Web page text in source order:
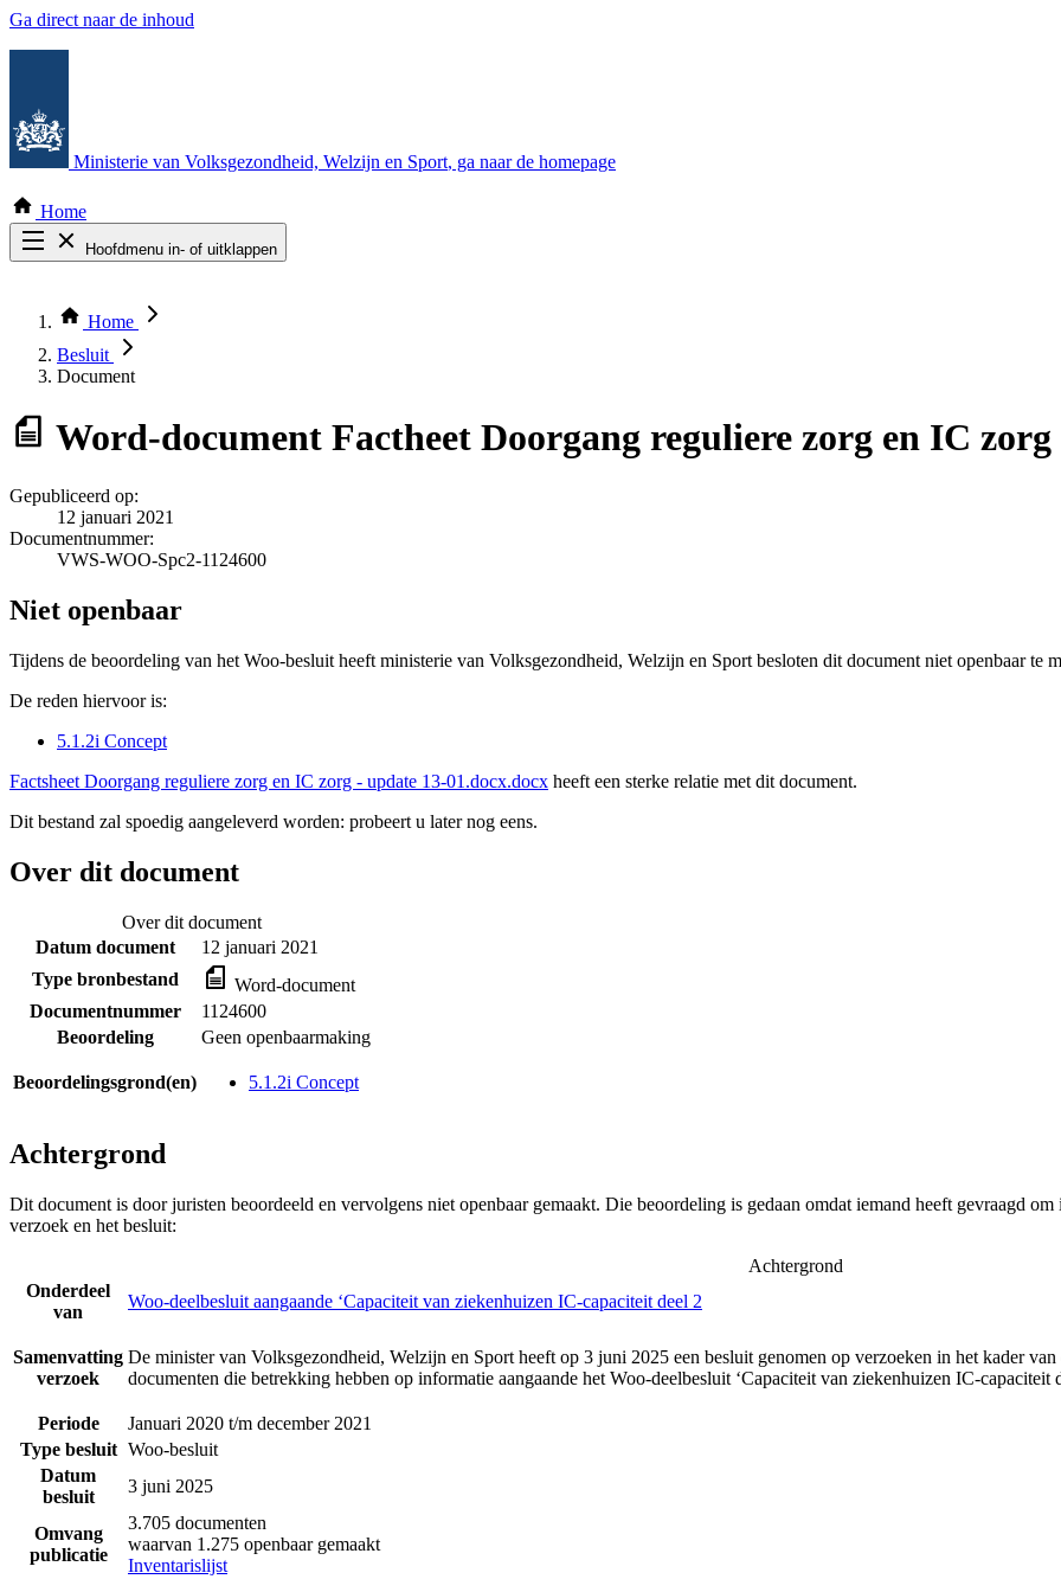
Ga direct naar de inhoud
Ministerie van Volksgezondheid, Welzijn en Sport, ga naar de homepage
Home
Hoofdmenu in- of uitklappen
Thema COVID-19
Bekijk per bestuursorgaan
Home
Besluit
Document
Word-document Factheet Doorgang reguliere zorg en IC
Gepubliceerd op:
12 januari 2021
Documentnummer:
VWS-WOO-Spc2-1124600
Niet openbaar
Tijdens de beoordeling van het Woo-besluit heeft ministerie van Volksgezondheid, Welzijn en Sport besloten dit document niet openbaar te
De reden hiervoor is:
5.1.2i Concept
Factsheet Doorgang reguliere zorg en IC zorg - update 13-01.docx.docx heeft een sterke relatie met dit document.
Dit bestand zal spoedig aangeleverd worden: probeert u later nog eens.
Over dit document
Over dit document
Datum document
12 januari 2021
Type bronbestand
Word-document
Documentnummer
1124600
Beoordeling
Geen openbaarmaking
Beoordelingsgrond(en) 5.1.2i Concept
Achtergrond
Dit document is door juristen beoordeeld en vervolgens niet openbaar gemaakt. Die beoordeling is gedaan omdat iemand heeft gevraagd
verzoek en het besluit:
Achtergrond
Onderdeel
van
Woo-deelbesluit aangaande ‘Capaciteit van ziekenhuizen IC-capaciteit deel 2
Samenvatting
verzoek
De minister van Volksgezondheid, Welzijn en Sport heeft op 3 juni 2025 een besluit genomen op verzoeken in het kader
documenten die betrekking hebben op informatie aangaande het Woo-deelbesluit ‘Capaciteit van ziekenhuizen IC-capaciteit
Periode
Januari 2020 t/m december 2021
Type besluit Woo-besluit
Datum
besluit
3 juni 2025
Omvang
publicatie
3.705 documenten
waarvan 1.275 openbaar gemaakt
Inventarislijst